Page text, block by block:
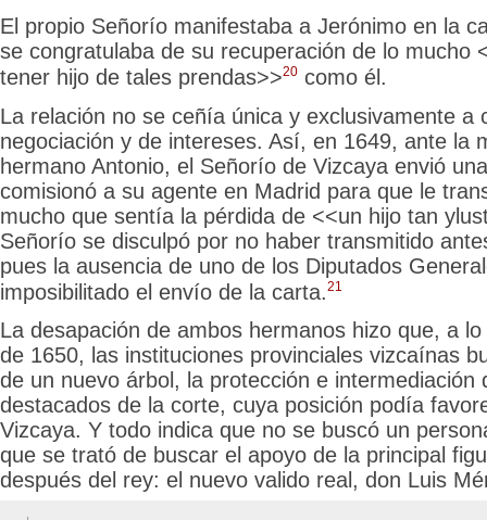
El propio Señorío manifestaba a Jerónimo en la
se congratulaba de su recuperación de lo mucho
tener hijo de tales prendas>>20 como él.
La relación no se ceñía única y exclusivamente a
negociación y de intereses. Así, en 1649, ante la
hermano Antonio, el Señorío de Vizcaya envió
comisionó a su agente en Madrid para que le
mucho que sentía la pérdida de <<un hijo tan
Señorío se disculpó por no haber transmitido
pues la ausencia de uno de los Diputados
imposibilitado el envío de la carta.21
La desapación de ambos hermanos hizo que, a
de 1650, las instituciones provinciales vizcaínas
de un nuevo árbol, la protección e intermediación
destacados de la corte, cuya posición podía
Vizcaya. Y todo indica que no se buscó un
que se trató de buscar el apoyo de la principal
después del rey: el nuevo valido real, don Luis